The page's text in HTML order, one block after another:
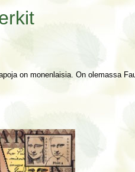
on monenlaisia. On olemassa